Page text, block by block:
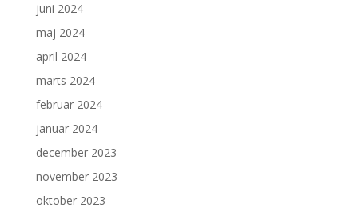
juni 2024
maj 2024
april 2024
marts 2024
februar 2024
januar 2024
december 2023
november 2023
oktober 2023